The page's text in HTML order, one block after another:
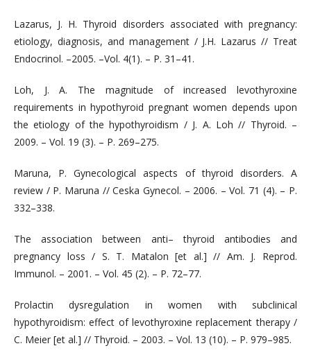
Lazarus, J. H. Thyroid disorders associated with pregnancy:
etiology, diagnosis, and management / J.H. Lazarus // Treat
Endocrinol. –2005. –Vol. 4(1). – P. 31–41.
Loh, J. A. The magnitude of increased levothyroxine
requirements in hypothyroid pregnant women depends upon
the etiology of the hypothyroidism / J. A. Loh // Thyroid. –
2009. – Vol. 19 (3). – P. 269–275.
Maruna, P. Gynecological aspects of thyroid disorders. A
review / P. Maruna // Ceska Gynecol. – 2006. – Vol. 71 (4). – P.
332–338.
The association between anti– thyroid antibodies and
pregnancy loss / S. Т. Matalon [et al.] // Am. J. Reprod.
Immunol. – 2001. – Vol. 45 (2). – Р. 72–77.
Prolactin dysregulation in women with subclinical
hypothyroidism: effect of levothyroxine replacement therapy /
С. Meier [et al.] // Thyroid. – 2003. – Vol. 13 (10). – P. 979–985.